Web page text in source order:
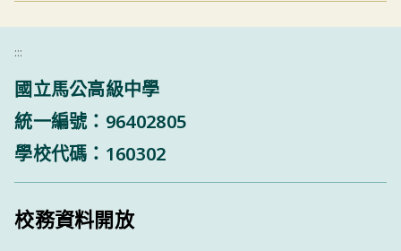
:::
國立馬公高級中學
統一編號：96402805
學校代碼：160302
校務資料開放